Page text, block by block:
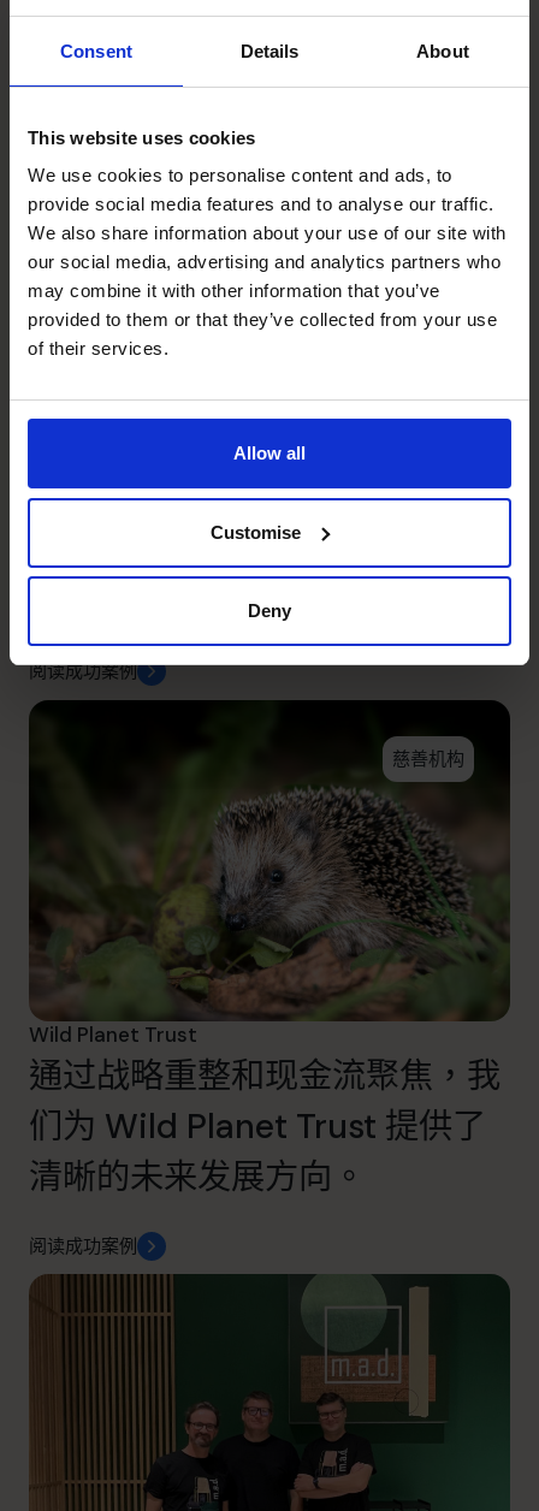
Consent Details About
This website uses cookies
We use cookies to personalise content and ads, to
provide social media features and to analyse our traffic.
We also share information about your use of our site with
our social media, advertising and analytics partners who
may combine it with other information that you’ve
provided to them or that they’ve collected from your use
of their services.
Allow all
Customise
Deny
会。
EdTech
支持 Scholarcy 成功完成收购，
这对创始人来说具有变革性意
阅读成功案例
慈善机构
Wild Planet Trust
通过战略重整和现金流聚焦，我
们为 Wild Planet Trust 提供了
清晰的未来发展方向。
阅读成功案例